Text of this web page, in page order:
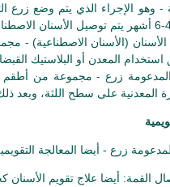
- وهو الإجراء الذي يتم وضع زرع
(الأسنان الاصطناعية) -
المعدن أو البلاستيك
المدعومة زرع - مجموعة من أطقم
المعدنية على سطح اللثة، وبعد
زرع - أيضا المعالجة
القمة: أيضا علاج تقويم الأسنان